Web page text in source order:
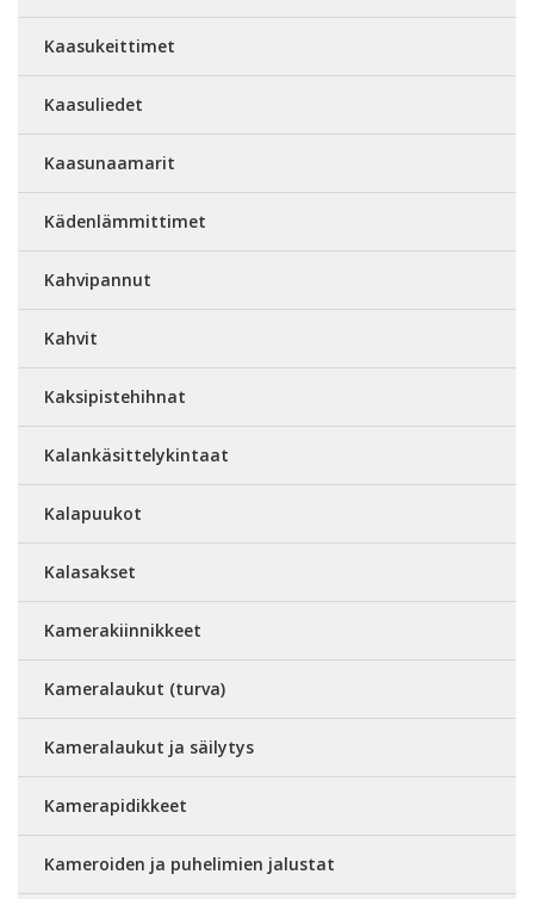
Kaasukeittimet
Kaasuliedet
Kaasunaamarit
Kädenlämmittimet
Kahvipannut
Kahvit
Kaksipistehihnat
Kalankäsittelykintaat
Kalapuukot
Kalasakset
Kamerakiinnikkeet
Kameralaukut (turva)
Kameralaukut ja säilytys
Kamerapidikkeet
Kameroiden ja puhelimien jalustat